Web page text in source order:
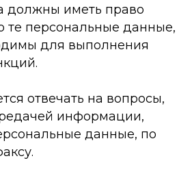
должны иметь право
те персональные данные,
для выполнения
отвечать на вопросы,
информации,
данные, по